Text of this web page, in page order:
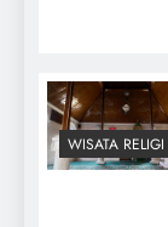
WISATA RELIGI